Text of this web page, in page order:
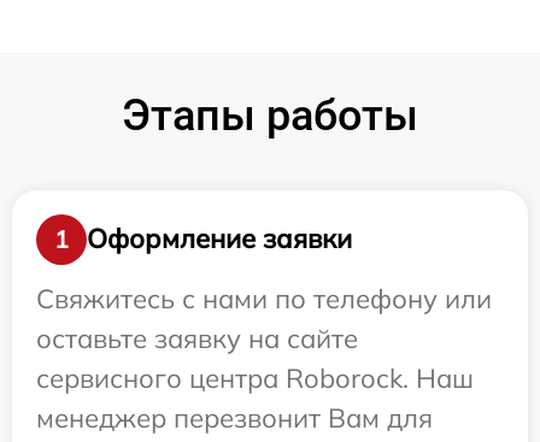
Этапы работы
1
Оформление заявки
Свяжитесь с нами по телефону или
оставьте заявку на сайте
сервисного центра Roborock. Наш
менеджер перезвонит Вам для